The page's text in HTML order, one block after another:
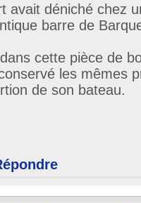
avait déniché chez
barre de
cette pièce de
les mêmes
de son bateau.